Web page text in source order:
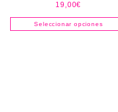
Entrenamiento
19,00€
Seleccionar opciones